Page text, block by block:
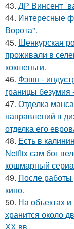
43. ДР
44. Интересные
Ворота".
45. Шенкурская
проживали в
кокшеньги.
46. Фэшн -
границы
47. Отделка
направлений в
отделка его
48. Есть в
Netflix сам бог
кошмарный
49. После работы
кино.
50. На объектах
хранится около
ХХ вв.